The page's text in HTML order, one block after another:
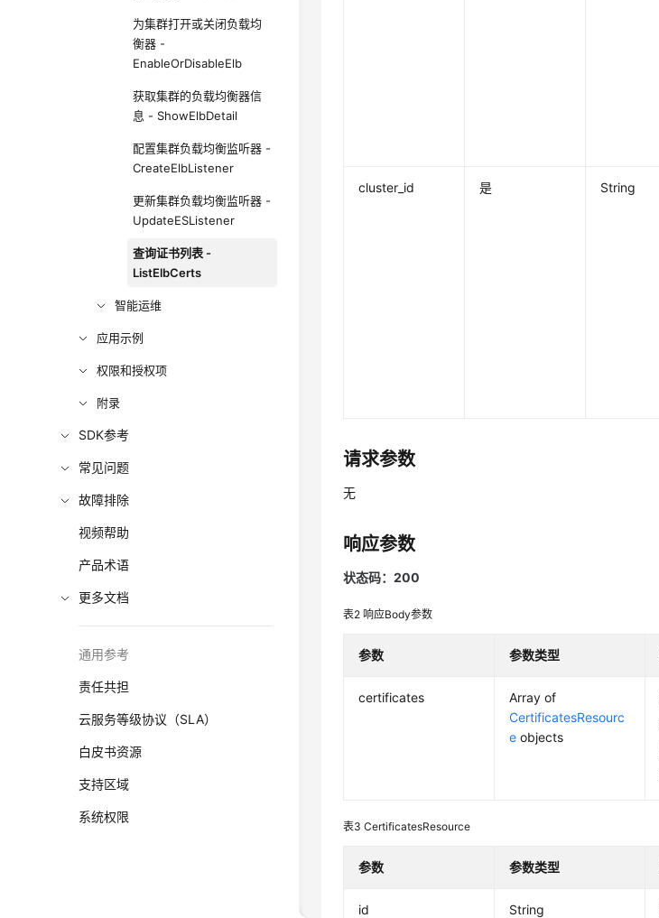
为集群打开或关闭负载均
衡器 -
EnableOrDisableElb
获取集群的负载均衡器信
息 - ShowElbDetail
配置集群负载均衡监听器 -
CreateElbListener
更新集群负载均衡监听器 -
UpdateESListener
查询证书列表 -
ListElbCerts
智能运维
应用示例
权限和授权项
附录
SDK参考
常见问题
故障排除
视频帮助
产品术语
更多文档
通用参考
责任共担
云服务等级协议（SLA）
白皮书资源
支持区域
系统权限
cluster_id 是 String
请求参数
无
响应参数
状态码：200
表2响应Body参数
参数 参数类型
certificates
Array of
CertificatesResourc
e objects
表3CertificatesResource
参数 参数类型
id String